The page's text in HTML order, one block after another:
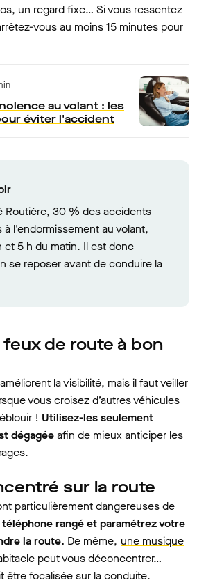
un regard fixe… Si vous ressentez
vous au moins 15 minutes pour
au volant : les
éviter l'accident
Routière, 30 % des accidents
l'endormissement au volant,
et 5 h du matin. Il est donc
se reposer avant de conduire la
de route à bon
la visibilité, mais il faut veiller
vous croisez d’autres véhicules
! Utilisez-les seulement
dégagéeafin de mieux anticiper les
sur la route
particulièrement dangereuses de
téléphone rangé et paramétrez votre
la route. De même, une musique
peut vous déconcentrer…
être focalisée sur la conduite.